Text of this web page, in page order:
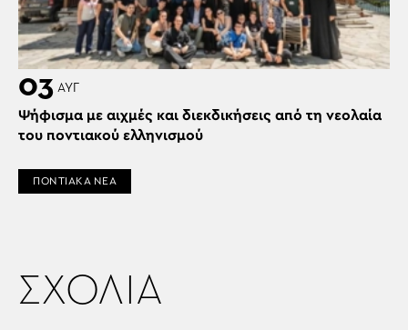
03 ΑΥΓ
Ψήφισμα με αιχμές και διεκδικήσεις από τη νεολαία
του ποντιακού ελληνισμού
ΠΟΝΤΙΑΚΑ ΝΕΑ
ΣΧΟΛΙΑ